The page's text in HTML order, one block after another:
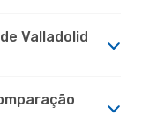
Valladolid